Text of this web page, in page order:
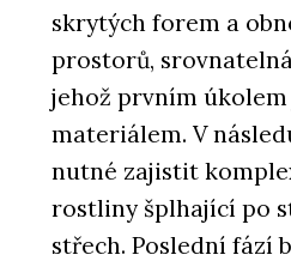
skrytých forem a
prostorů,
jehož prvním úkolem
materiálem. V
nutné zajistit
rostliny šplhající po
střech. Poslední fází